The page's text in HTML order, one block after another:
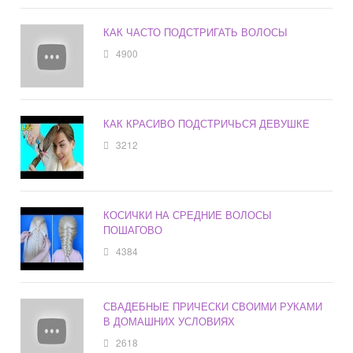
КАК ЧАСТО ПОДСТРИГАТЬ ВОЛОСЫ
4900
КАК КРАСИВО ПОДСТРИЧЬСЯ ДЕВУШКЕ
3212
КОСИЧКИ НА СРЕДНИЕ ВОЛОСЫ
ПОШАГОВО
4384
СВАДЕБНЫЕ ПРИЧЕСКИ СВОИМИ РУКАМИ
В ДОМАШНИХ УСЛОВИЯХ
2618